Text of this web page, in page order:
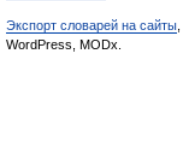
Экспорт словарей на сайты
WordPress, MODx.